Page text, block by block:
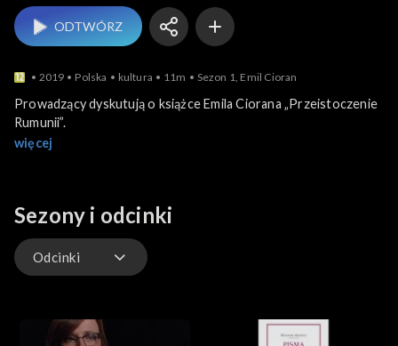
ODTWÓRZ
2019 Polska kultura 11m Sezon 1, Emil Cioran
Prowadzący dyskutują o książce Emila Ciorana „Przeistoczenie
Rumunii”.
więcej
Sezony i odcinki
Odcinki